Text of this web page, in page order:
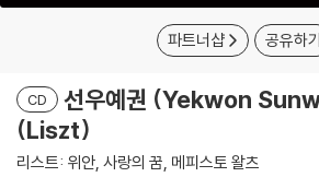
파트너샵 공유하기
CD
선우예권 (Yekwon
(Liszt)
리스트: 위안, 사랑의 꿈, 메피스토 왈츠